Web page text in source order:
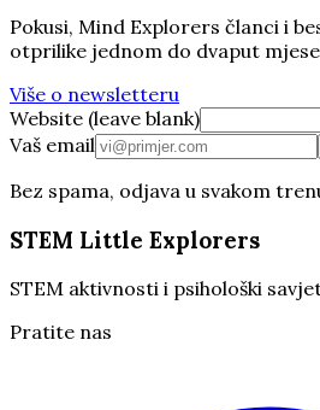
Pokusi, Mind Explorers članci i
otprilike jednom do dvaput
Više o newsletteru
Website (leave blank)
Vaš email
Bez spama, odjava u svakom
STEM Little Explorers
STEM aktivnosti i psihološki
Pratite nas